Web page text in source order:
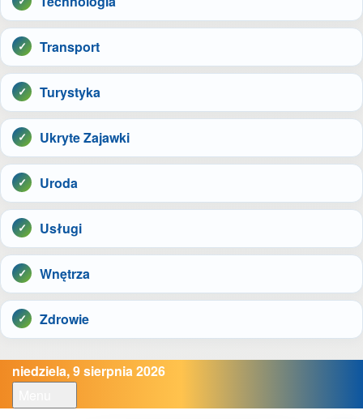
Transport
Turystyka
Ukryte Zajawki
Uroda
Usługi
Wnętrza
Zdrowie
niedziela, 9 sierpnia 2026